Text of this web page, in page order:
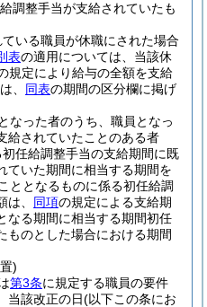
調整手当が支給されていたも
いる職員が休職にされた場合
表の適用については、当該休
規定により給与の全額を支給
は、 同表の期間の区分欄に掲げ
なった者のうち、職員となっ
給されていたことのある者
任給調整手当の支給期間に既
ていた期間に相当する期間を
ととなるものに係る初任給調
、 同項の規定による支給期
なる期間に相当する期間初任
ものとした場合における期間
)
第3条に規定する職員の要件
当該改正の日(以下この条にお